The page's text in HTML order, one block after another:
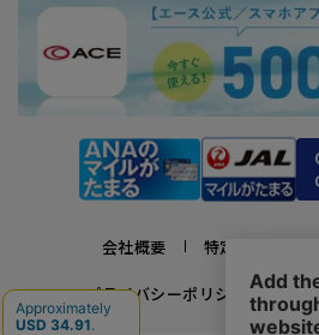
会社概要 特定商取引法に
プライバシーポリシー 利